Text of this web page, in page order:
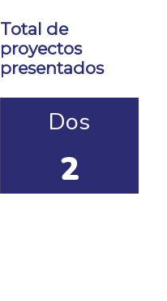
Total de
proyectos
presentados
Dos
2